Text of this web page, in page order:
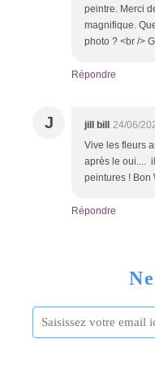
peintre. Merci
magnifique.
photo ? <br />
Répondre
J jill bill
24/06/
Vive les fleurs
après le oui....
peintures ! Bon
Répondre